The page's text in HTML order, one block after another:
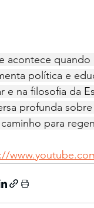
acontece quando
política e
e na filosofia da
profunda
para